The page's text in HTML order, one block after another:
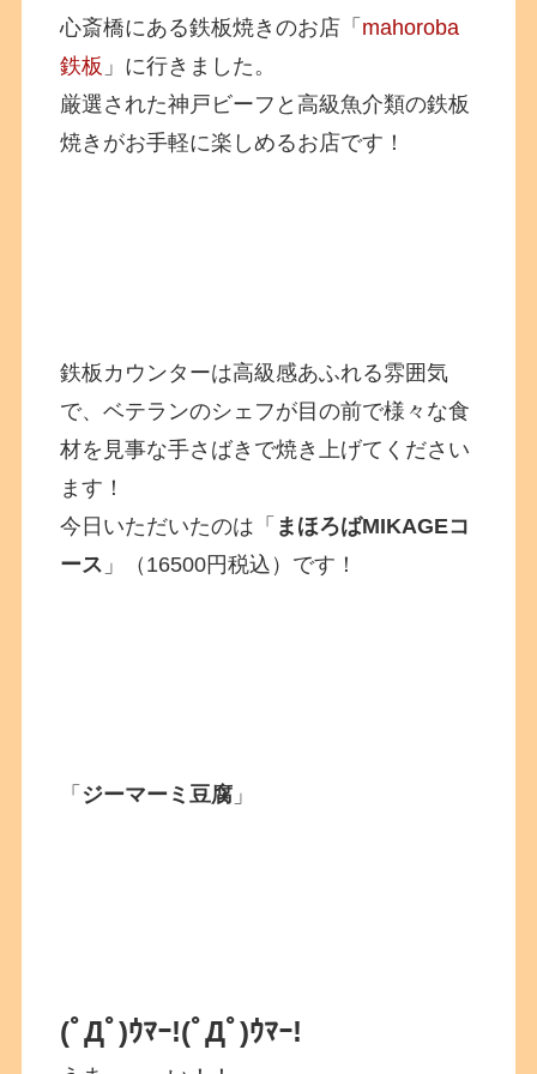
心斎橋にある鉄板焼きのお店「 mahoroba
鉄板 」に行きました。
厳選された神戸ビーフと高級魚介類の鉄板
焼きがお手軽に楽しめるお店です！
鉄板カウンターは高級感あふれる雰囲気
で、ベテランのシェフが目の前で様々な食
材を見事な手さばきで焼き上げてください
ます！
今日いただいたのは「 まほろばMIKAGEコ
ース 」（16500円税込）です！
「 ジーマーミ豆腐 」
(ﾟДﾟ)ｳﾏｰ!(ﾟДﾟ)ｳﾏｰ!